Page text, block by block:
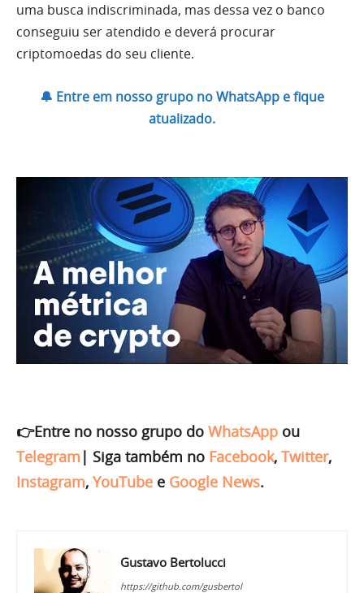
uma busca indiscriminada, mas dessa vez o banco
conseguiu ser atendido e deverá procurar
criptomoedas do seu cliente.
🔔 Entre em nosso grupo no WhatsApp e fique
atualizado.
👉Entre no nosso grupo do WhatsApp ou
Telegram | Siga também no Facebook, Twitter,
Instagram, YouTube e Google News.
Gustavo Bertolucci
https://github.com/gusbertol